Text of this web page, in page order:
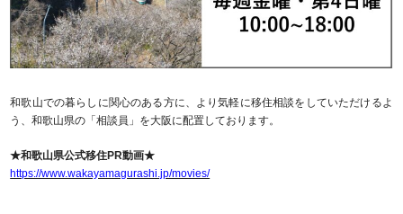
和歌山での暮らしに関心のある方に、より気軽に移住相談をしていただけるよ
う、和歌山県の「相談員」を大阪に配置しております。
★和歌山県公式移住PR動画★
https://www.wakayamagurashi.jp/movies/